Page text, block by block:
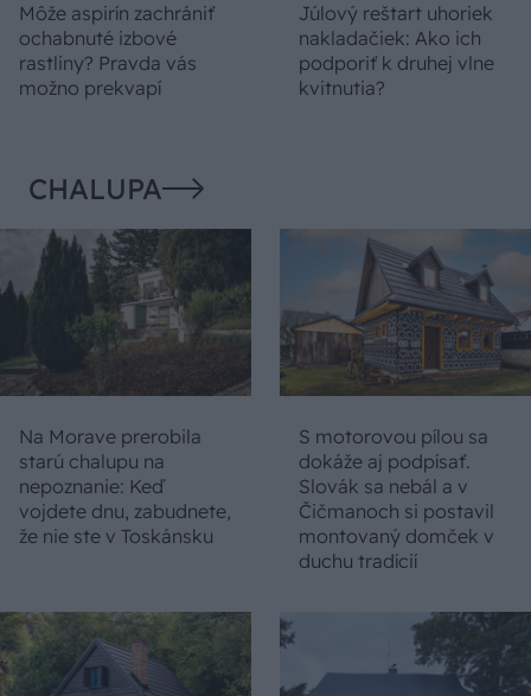
Môže aspirín zachrániť
ochabnuté izbové
rastliny? Pravda vás
možno prekvapí
Júlový reštart uhoriek
nakladačiek: Ako ich
podporiť k druhej vlne
kvitnutia?
CHALUPA
Na Morave prerobila
starú chalupu na
nepoznanie: Keď
vojdete dnu, zabudnete,
že nie ste v Toskánsku
S motorovou pílou sa
dokáže aj podpísať.
Slovák sa nebál a v
Čičmanoch si postavil
montovaný domček v
duchu tradícií